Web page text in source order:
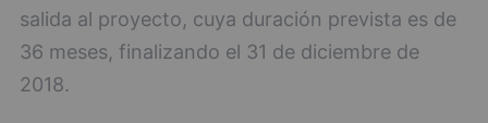
salida al proyecto, cuya duración prevista es de
36 meses, finalizando el 31 de diciembre de
2018.